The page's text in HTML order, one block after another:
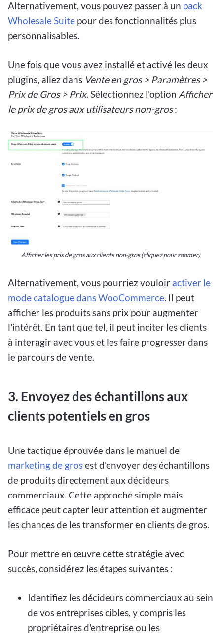
Alternativement, vous pouvez passer à un pack
Wholesale Suite pour des fonctionnalités plus
personnalisables.
Une fois que vous avez installé et activé les deux
plugins, allez dans Vente en gros > Paramètres >
Prix de Gros > Prix. Sélectionnez l'option Afficher
le prix de gros aux utilisateurs non-gros:
Afficher les prix de gros aux clients non-gros (cliquez pour zoomer)
Alternativement, vous pourriez vouloir activer le
mode catalogue dans WooCommerce. Il peut
afficher les produits sans prix pour augmenter
l'intérêt. En tant que tel, il peut inciter les clients
à interagir avec vous et les faire progresser dans
le parcours de vente.
3. Envoyez des échantillons aux
clients potentiels en gros
Une tactique éprouvée dans le manuel de
marketing de grosest d'envoyer des échantillons
de produits directement aux décideurs
commerciaux. Cette approche simple mais
efficace peut capter leur attention et augmenter
les chances de les transformer en clients de gros.
Pour mettre en œuvre cette stratégie avec
succès, considérez les étapes suivantes :
Identifiez les décideurs commerciaux au sein
de vos entreprises cibles, y compris les
propriétaires d'entreprise ou les